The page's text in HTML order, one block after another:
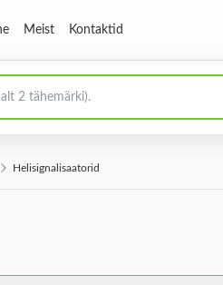
Meist Kontaktid
Helisignalisaatorid